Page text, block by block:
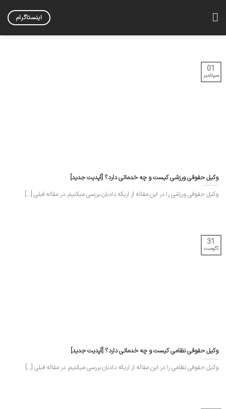
اینستاگرام
وکیل حقوقی ورزشی کیست و چه خدماتی دارد؟ [آپدیت جدید]
وکیل حقوقی ورزشی را در این مقاله از اریکه دادبان بررسی میکنیم. در مقاله قبلی [...]
01
سپتامبر
وکیل حقوقی نظامی کیست و چه خدماتی دارد؟ [آپدیت جدید]
وکیل حقوقی نظامی را در این مقاله از اریکه دادبان بررسی میکنیم. در مقاله قبلی [...]
31
آگوست